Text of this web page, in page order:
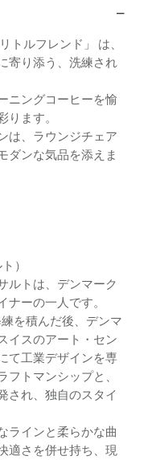
トルフレンド」 は、
寄り添う、洗練され
ニングコーヒーを愉
ります。
は、ラウンジチェア
ダンな気品を添えま
）
ルトは、デンマーク
ナーの一人です。
を積んだ後、デンマ
イスのアート・セン
て工業デザインを専
トマンシップと、
され、独自のスタイ
ラインと柔らかな曲
適さを併せ持ち、現